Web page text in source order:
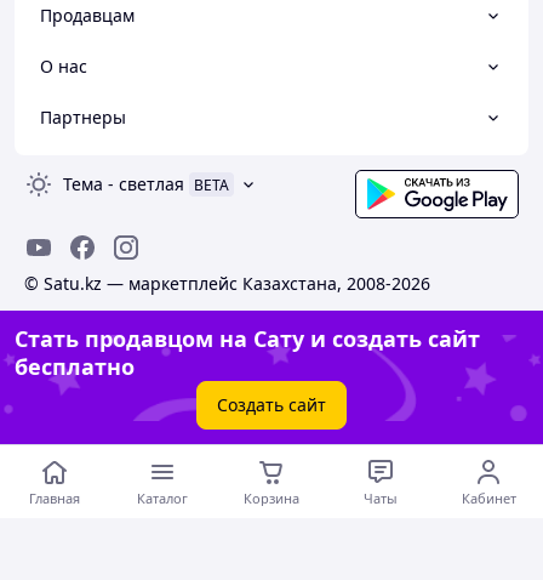
Продавцам
О нас
Партнеры
Тема - светлая BETA
© Satu.kz — маркетплейс Казахстана, 2008-2026
Стать продавцом на Сату и создать сайт
бесплатно
Создать сайт
Главная Каталог Корзина Чаты Кабинет